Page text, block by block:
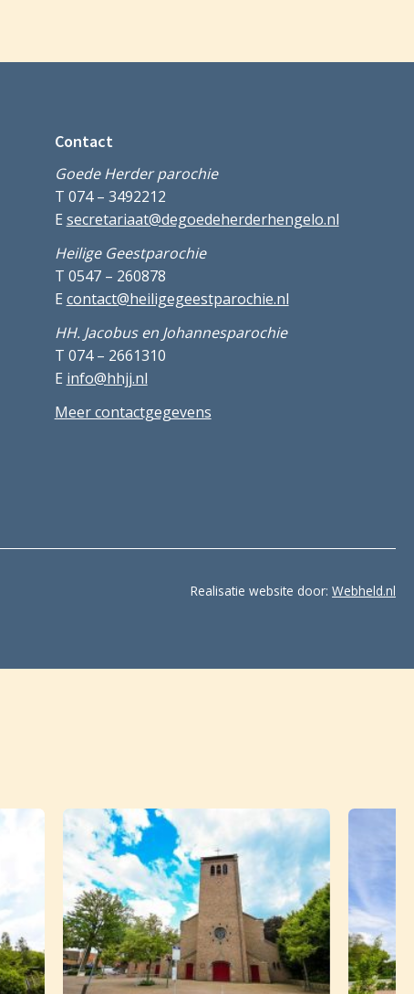
Contact
Goede Herder parochie
T 074 – 3492212
E secretariaat@degoedeherderhengelo.nl
Heilige Geestparochie
T 0547 – 260878
E contact@heiligegeestparochie.nl
HH. Jacobus en Johannesparochie
T 074 – 2661310
E info@hhjj.nl
Meer contactgegevens
Realisatie website door: Webheld.nl